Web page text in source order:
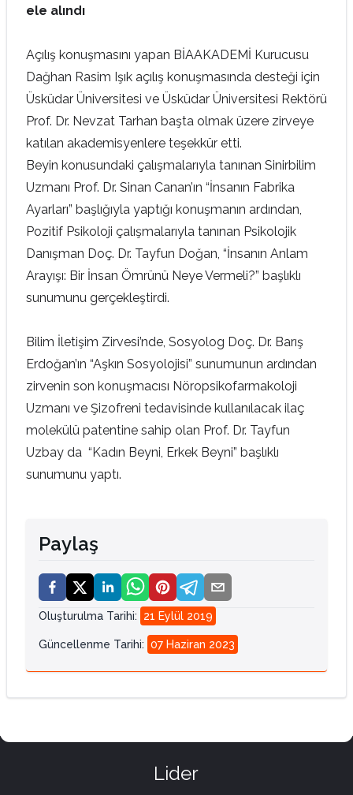
ele alındı
Açılış konuşmasını yapan BİAAKADEMİ Kurucusu
Dağhan Rasim Işık açılış konuşmasında desteği için
Üsküdar Üniversitesi ve Üsküdar Üniversitesi Rektörü
Prof. Dr. Nevzat Tarhan başta olmak üzere zirveye
katılan akademisyenlere teşekkür etti.
Beyin konusundaki çalışmalarıyla tanınan Sinirbilim
Uzmanı Prof. Dr. Sinan Canan’ın “İnsanın Fabrika
Ayarları” başlığıyla yaptığı konuşmanın ardından,
Pozitif Psikoloji çalışmalarıyla tanınan Psikolojik
Danışman Doç. Dr. Tayfun Doğan, “İnsanın Anlam
Arayışı: Bir İnsan Ömrünü Neye Vermeli?” başlıklı
sunumunu gerçekleştirdi.
Bilim İletişim Zirvesi’nde, Sosyolog Doç. Dr. Barış
Erdoğan’ın “Aşkın Sosyolojisi” sunumunun ardından
zirvenin son konuşmacısı Nöropsikofarmakoloji
Uzmanı ve Şizofreni tedavisinde kullanılacak ilaç
molekülü patentine sahip olan Prof. Dr. Tayfun
Uzbay da “Kadın Beyni, Erkek Beyni” başlıklı
sunumunu yaptı.
Paylaş
Oluşturulma Tarihi: 21 Eylül 2019
Güncellenme Tarihi: 07 Haziran 2023
Lider